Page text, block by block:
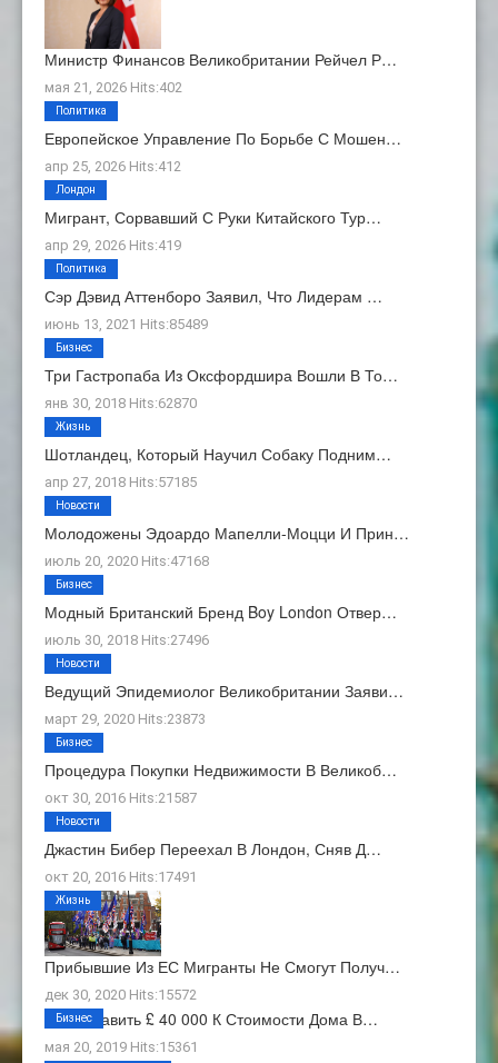
Министр Финансов Великобритании Рейчел Р…
мая 21, 2026 Hits:402
Европейское Управление По Борьбе С Мошен…
апр 25, 2026 Hits:412
Политика
Мигрант, Сорвавший С Руки Китайского Тур…
апр 29, 2026 Hits:419
Лондон
Сэр Дэвид Аттенборо Заявил, Что Лидерам …
июнь 13, 2021 Hits:85489
Политика
Три Гастропаба Из Оксфордшира Вошли В То…
янв 30, 2018 Hits:62870
Бизнес
Шотландец, Который Научил Собаку Подним…
апр 27, 2018 Hits:57185
Жизнь
Молодожены Эдоардо Мапелли-Моцци И Прин…
июль 20, 2020 Hits:47168
Новости
Модный Британский Бренд Boy London Отвер…
июль 30, 2018 Hits:27496
Бизнес
Ведущий Эпидемиолог Великобритании Заяви…
март 29, 2020 Hits:23873
Новости
Процедура Покупки Недвижимости В Великоб…
окт 30, 2016 Hits:21587
Бизнес
Джастин Бибер Переехал В Лондон, Сняв Д…
окт 20, 2016 Hits:17491
Новости
Прибывшие Из ЕС Мигранты Не Смогут Получ…
дек 30, 2020 Hits:15572
Жизнь
Как Добавить £ 40 000 К Стоимости Дома В…
мая 20, 2019 Hits:15361
Бизнес